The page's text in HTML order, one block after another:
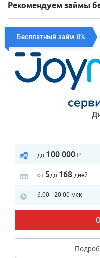
Рекомендуем займы
Бесплатный займ 0%
до 100 000₽
от 5до 168 дней
6.00 - 20.00 мск